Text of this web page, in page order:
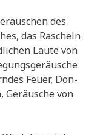
des
das Rascheln
Lau­te von
Feu­er, Don­
Geräu­sche von